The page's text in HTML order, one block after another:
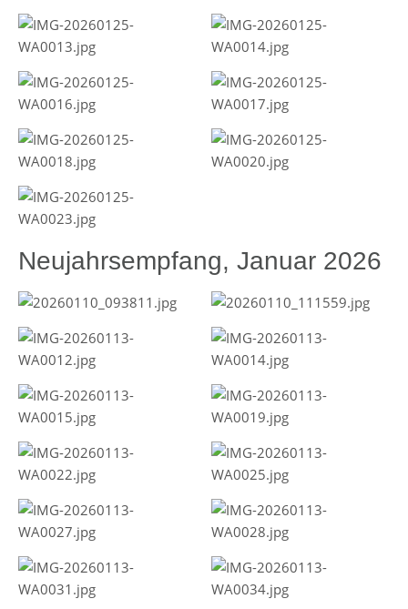
Neujahrsempfang, Januar 2026